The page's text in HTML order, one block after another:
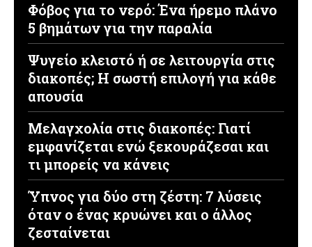
Φόβος για το νερό: Ένα ήρεμο πλάνο
5 βημάτων για την παραλία
Ψυγείο κλειστό ή σε λειτουργία στις
διακοπές; Η σωστή επιλογή για κάθε
απουσία
Μελαγχολία στις διακοπές: Γιατί
εμφανίζεται ενώ ξεκουράζεσαι και
τι μπορείς να κάνεις
Ύπνος για δύο στη ζέστη: 7 λύσεις
όταν ο ένας κρυώνει και ο άλλος
ζεσταίνεται